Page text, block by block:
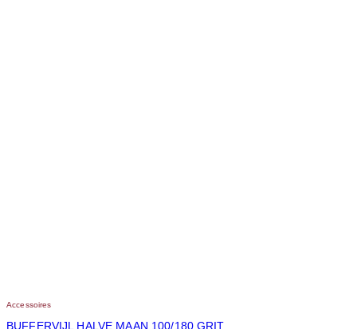
Accessoires
BUFFERVIJL HALVE MAAN 100/180 GRIT